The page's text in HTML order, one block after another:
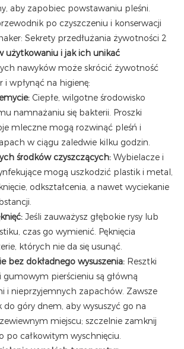
aby zapobiec powstawaniu pleśni.
użytkowaniu i jak ich unikać
nawyków może skrócić żywotność
wpłynąć na higienę:
Ciepłe, wilgotne środowisko
namnażaniu się bakterii. Proszki
mleczne mogą rozwinąć pleśń i
w ciągu zaledwie kilku godzin.
środków czyszczących:Wybielacze i
mogą uszkodzić plastik i metal,
odkształcenia, a nawet wyciekanie
Jeśli zauważysz głębokie rysy lub
czas go wymienić. Pęknięcia
których nie da się usunąć.
bez dokładnego wysuszenia:Resztki
pierścieniu są główną
i nieprzyjemnych zapachów. Zawsze
do góry dnem, aby wysuszyć go na
miejscu; szczelnie zamknij
po całkowitym wyschnięciu.